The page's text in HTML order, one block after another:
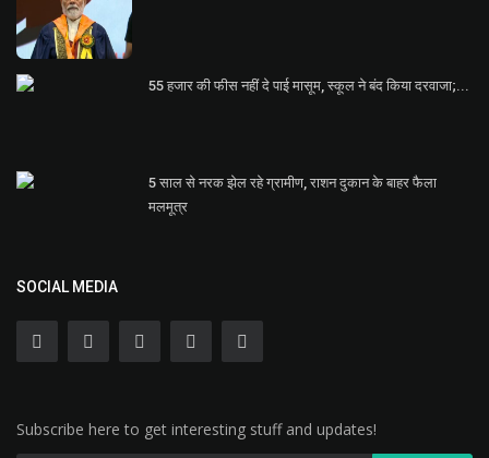
55 हजार की फीस नहीं दे पाई मासूम, स्कूल ने बंद किया दरवाजा;...
5 साल से नरक झेल रहे ग्रामीण, राशन दुकान के बाहर फैला
मलमूत्र
SOCIAL MEDIA
Subscribe here to get interesting stuff and updates!